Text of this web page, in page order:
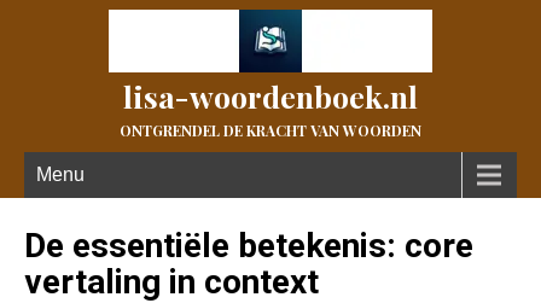
lisa-woordenboek.nl
ONTGRENDEL DE KRACHT VAN WOORDEN
Menu
De essentiële betekenis: core
vertaling in context